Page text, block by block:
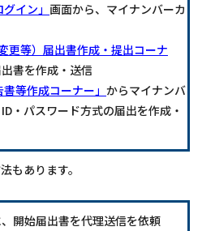
イン」 画面から、マイナンバーカ
更等）届出書作成・提出コーナ
書を作成・送信
書等作成コーナー」 からマイナンバ
・パスワード方式の届出を作成・
もあります。
開始届出書を代理送信を依頼